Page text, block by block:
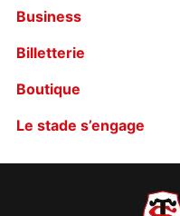
Business
Billetterie
Boutique
Le stade s’engage